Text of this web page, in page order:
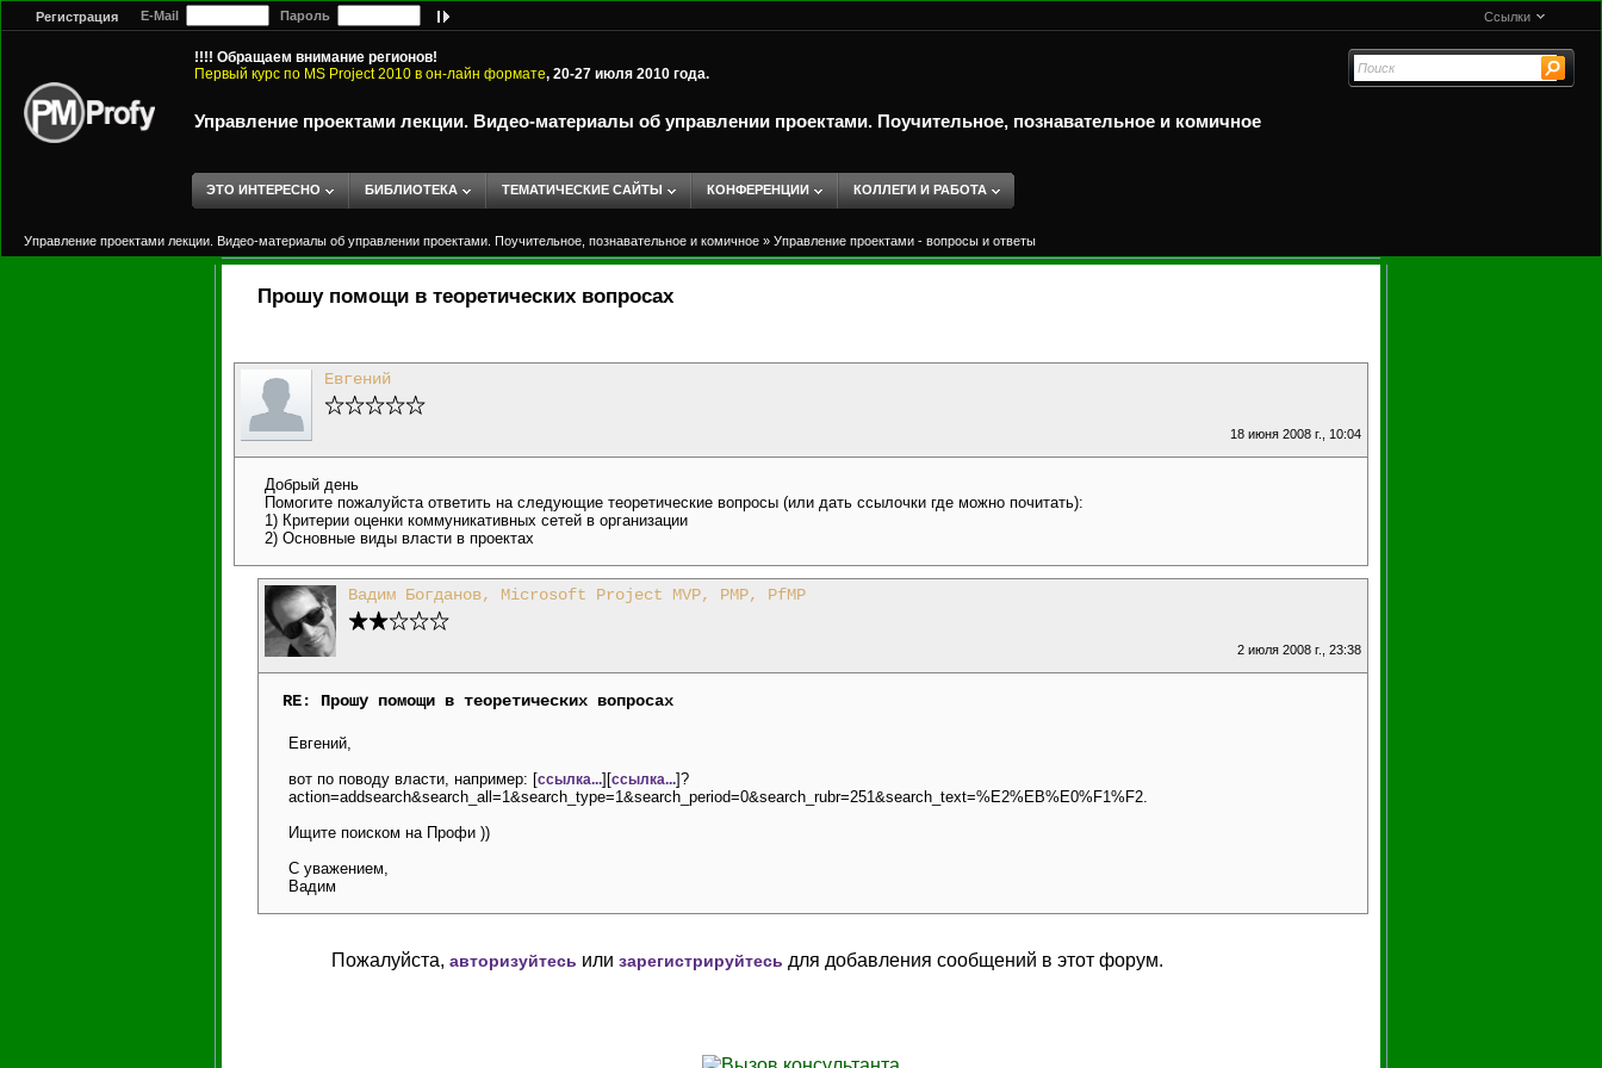
Регистрация E-Mail Пароль Ссылки
!!!! Обращаем внимание регионов!
Первый курс по MS Project 2010 в он-лайн формате, 20-27 июля 2010 года.
Управление проектами лекции. Видео-материалы об управлении проектами. Поучительное, познавательное и комичное
ЭТО ИНТЕРЕСНО БИБЛИОТЕКА ТЕМАТИЧЕСКИЕ САЙТЫ КОНФЕРЕНЦИИ КОЛЛЕГИ И РАБОТА
Управление проектами лекции. Видео-материалы об управлении проектами. Поучительное, познавательное и комичное » Управление проектами - вопросы и ответы
Прошу помощи в теоретических вопросах
Евгений
18 июня 2008 г., 10:04
Добрый день
Помогите пожалуйста ответить на следующие теоретические вопросы (или дать ссылочки где можно почитать):
1) Критерии оценки коммуникативных сетей в организации
2) Основные виды власти в проектах
Вадим Богданов, Microsoft Project MVP, PMP, PfMP
2 июля 2008 г., 23:38
RE: Прошу помощи в теоретических вопросах
Евгений,
вот по поводу власти, например: [ссылка...][ссылка...]?
action=addsearch&search_all=1&search_type=1&search_period=0&search_rubr=251&search_text=%E2%EB%E0%F1%F2.
Ищите поиском на Профи ))
С уважением,
Вадим
Пожалуйста, авторизуйтесь или зарегистрируйтесь для добавления сообщений в этот форум.